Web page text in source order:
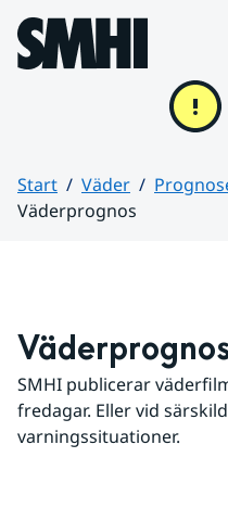
Hoppa till sidans innehåll
Start Väder
Väderprognos
SMHI publicerar
fredagar. Eller vid
varningssituationer.